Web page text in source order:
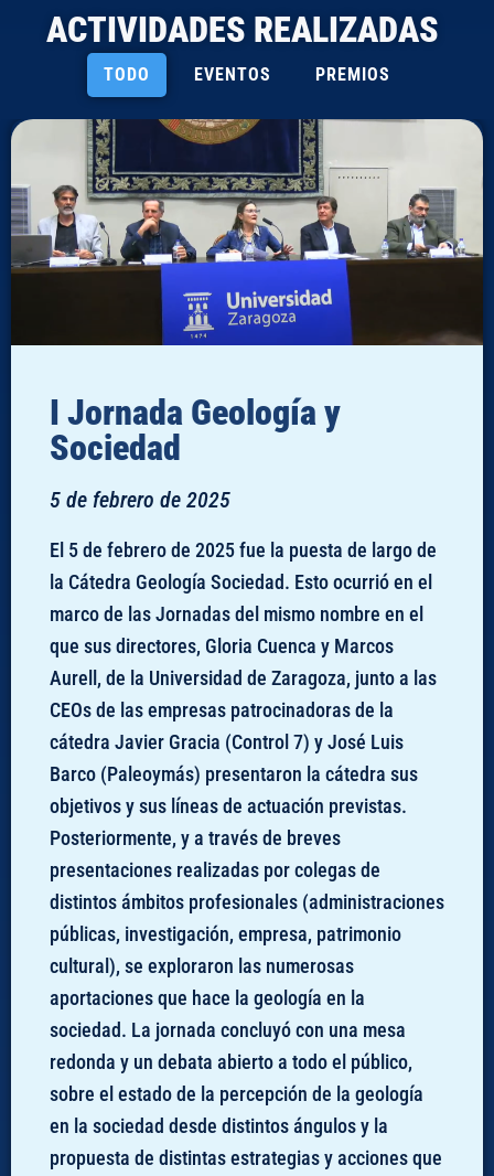
ACTIVIDADES REALIZADAS
TODO EVENTOS PREMIOS
I Jornada Geología y
Sociedad
5 de febrero de 2025
El 5 de febrero de 2025 fue la puesta de largo de
la Cátedra Geología Sociedad. Esto ocurrió en el
marco de las Jornadas del mismo nombre en el
que sus directores, Gloria Cuenca y Marcos
Aurell, de la Universidad de Zaragoza, junto a las
CEOs de las empresas patrocinadoras de la
cátedra Javier Gracia (Control 7) y José Luis
Barco (Paleoymás) presentaron la cátedra sus
objetivos y sus líneas de actuación previstas.
Posteriormente, y a través de breves
presentaciones realizadas por colegas de
distintos ámbitos profesionales (administraciones
públicas, investigación, empresa, patrimonio
cultural), se exploraron las numerosas
aportaciones que hace la geología en la
sociedad. La jornada concluyó con una mesa
redonda y un debata abierto a todo el público,
sobre el estado de la percepción de la geología
en la sociedad desde distintos ángulos y la
propuesta de distintas estrategias y acciones que